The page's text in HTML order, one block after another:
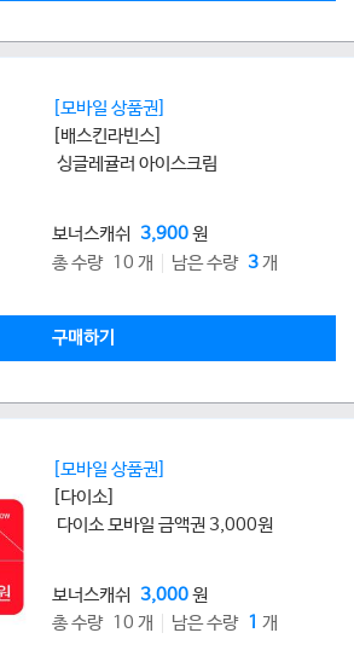
[모바일 상품권]
[배스킨라빈스]
싱글레귤러 아이스크림
보너스캐쉬 3,900원
총 수량 10 개
남은 수량 3개
구매하기
[모바일 상품권]
[다이소]
다이소 모바일 금액권 3,000원
보너스캐쉬 3,000원
총 수량 10 개
남은 수량 1 개